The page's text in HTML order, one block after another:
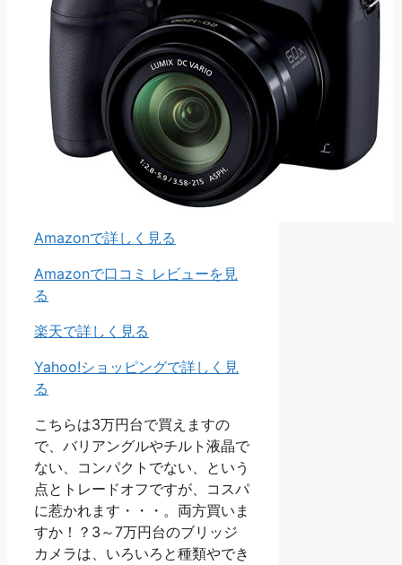
Amazonで詳しく見る
Amazonで口コミ レビューを見
る
楽天で詳しく見る
Yahoo!ショッピングで詳しく見
る
こちらは3万円台で買えますの
で、バリアングルやチルト液晶で
ない、コンパクトでない、という
点とトレードオフですが、コスパ
に惹かれます・・・。両方買いま
すか！？3～7万円台のブリッジ
カメラは、いろいろと種類やでき